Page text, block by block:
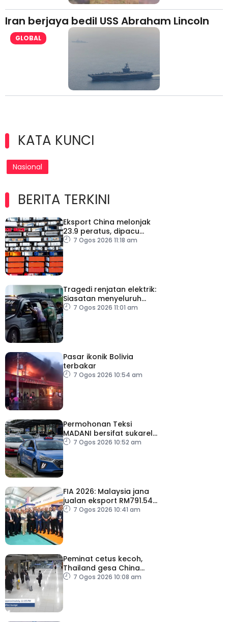
Iran berjaya bedil USS Abraham Lincoln
GLOBAL
KATA KUNCI
Nasional
BERITA TERKINI
Eksport China melonjak
23.9 peratus, dipacu
permintaan teknologi AI
7 Ogos 2026 11:18 am
Tragedi renjatan elektrik:
Siasatan menyeluruh
dijalankan
7 Ogos 2026 11:01 am
Pasar ikonik Bolivia
terbakar
7 Ogos 2026 10:54 am
Permohonan Teksi
MADANI bersifat sukarela,
teksi sedia ada dibenar
7 Ogos 2026 10:52 am
FIA 2026: Malaysia jana
jualan eksport RM791.54
juta7 Ogos 2026 10:41 am
Peminat cetus kecoh,
Thailand gesa China
ambil tindakan
7 Ogos 2026 10:08 am